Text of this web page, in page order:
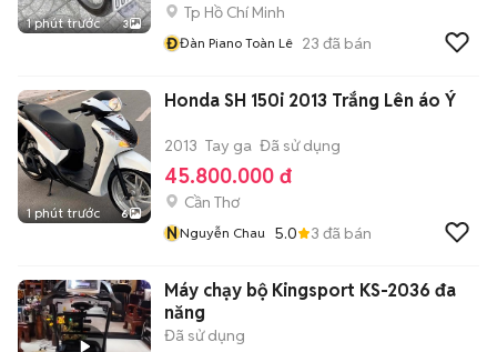
1 phút trước 3
Tp Hồ Chí Minh
ĐĐàn Piano Toàn Lê 23 đã bán
1 phút trước 6
Honda SH 150i 2013 Trắng Lên áo Ý
2013 Tay ga Đã sử dụng
45.800.000 đ
Cần Thơ
NNguyễn Chau 5.0 3 đã bán
Máy chạy bộ Kingsport KS-2036 đa
năng
Đã sử dụng